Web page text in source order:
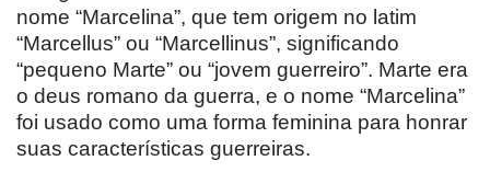
nome “Marcelina”, que tem origem no latim
“Marcellus” ou “Marcellinus”, significando
“pequeno Marte” ou “jovem guerreiro”. Marte era
o deus romano da guerra, e o nome “Marcelina”
foi usado como uma forma feminina para honrar
suas características guerreiras.